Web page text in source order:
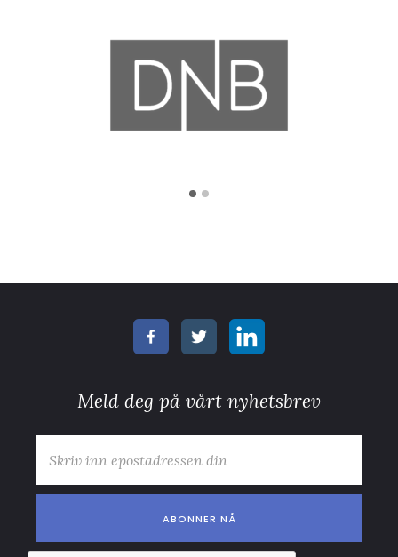
Meld deg på vårt nyhetsbrev